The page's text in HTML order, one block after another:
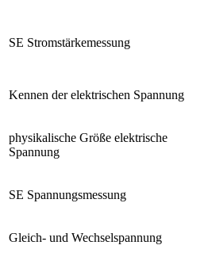
SE Stromstärkemessung
Kennen der elektrischen Spannung
physikalische Größe elektrische
Spannung
SE Spannungsmessung
Gleich- und Wechselspannung